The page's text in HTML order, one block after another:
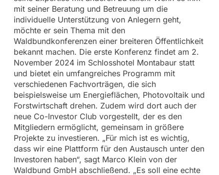
mit seiner Beratung und Betreuung um die
individuelle Unterstützung von Anlegern geht,
möchte er sein Thema mit den
Waldbundkonferenzen einer breiteren Öffentlichkeit
bekannt machen. Die erste Konferenz findet am 2.
November 2024 im Schlosshotel Montabaur statt
und bietet ein umfangreiches Programm mit
verschiedenen Fachvorträgen, die sich
beispielsweise um Energieflächen, Photovoltaik und
Forstwirtschaft drehen. Zudem wird dort auch der
neue Co-Investor Club vorgestellt, der es den
Mitgliedern ermöglicht, gemeinsam in größere
Projekte zu investieren. „Für mich ist es wichtig,
dass wir eine Plattform für den Austausch unter den
Investoren haben“, sagt Marco Klein von der
Waldbund GmbH abschließend. „Es soll eine echte